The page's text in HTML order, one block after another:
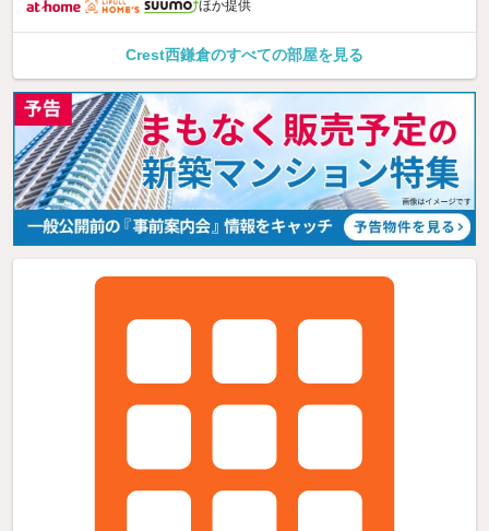
ほか提供
Crest西鎌倉のすべての部屋を見る